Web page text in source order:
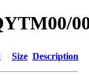
Size Description